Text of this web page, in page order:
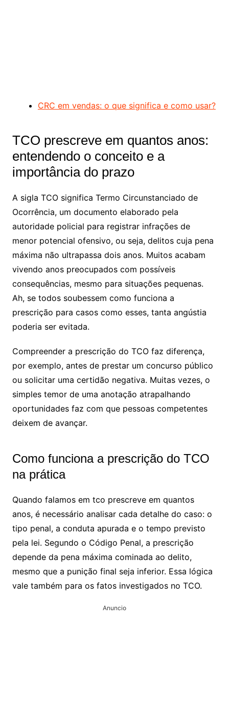
CRC em vendas: o que significa e como usar?
TCO prescreve em quantos anos:
entendendo o conceito e a
importância do prazo
A sigla TCO significa Termo Circunstanciado de
Ocorrência, um documento elaborado pela
autoridade policial para registrar infrações de
menor potencial ofensivo, ou seja, delitos cuja pena
máxima não ultrapassa dois anos. Muitos acabam
vivendo anos preocupados com possíveis
consequências, mesmo para situações pequenas.
Ah, se todos soubessem como funciona a
prescrição para casos como esses, tanta angústia
poderia ser evitada.
Compreender a prescrição do TCO faz diferença,
por exemplo, antes de prestar um concurso público
ou solicitar uma certidão negativa. Muitas vezes, o
simples temor de uma anotação atrapalhando
oportunidades faz com que pessoas competentes
deixem de avançar.
Como funciona a prescrição do TCO
na prática
Quando falamos em tco prescreve em quantos
anos, é necessário analisar cada detalhe do caso: o
tipo penal, a conduta apurada e o tempo previsto
pela lei. Segundo o Código Penal, a prescrição
depende da pena máxima cominada ao delito,
mesmo que a punição final seja inferior. Essa lógica
vale também para os fatos investigados no TCO.
Anuncio